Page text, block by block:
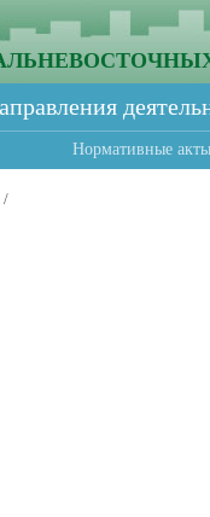
Нормативные акты
/